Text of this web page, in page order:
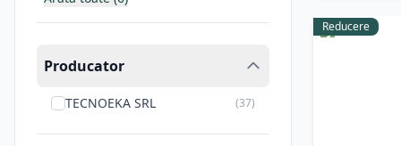
Producator
TECNOEKA SRL (37)
Reducere